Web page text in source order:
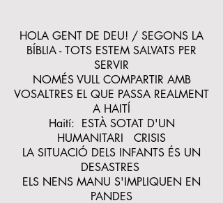
HOLA GENT DE DEU! / SEGONS LA
BÍBLIA - TOTS ESTEM SALVATS PER
SERVIR
NOMÉS VULL COMPARTIR AMB
VOSALTRES EL QUE PASSA REALMENT
A HAITÍ
Haití: ESTÀ SOTAT D'UN
HUMANITARI CRISIS
LA SITUACIÓ DELS INFANTS ÉS UN
DESASTRES
ELS NENS MANU S'IMPLIQUEN EN
PANDES